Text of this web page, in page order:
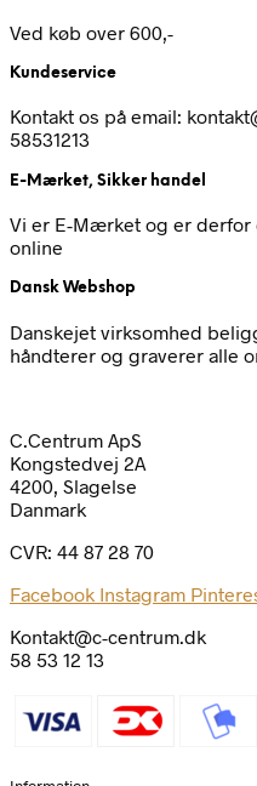
Ved køb over 600,-
Kundeservice
Kontakt os på email:
58531213
E-Mærket, Sikker handel
Vi er E-Mærket og er derfor
online
Dansk Webshop
Danskejet virksomhed
håndterer og graverer alle
C.Centrum ApS
Kongstedvej 2A
4200, Slagelse
Danmark
CVR: 44 87 28 70
Facebook Instagram
Kontakt@c-centrum.dk
58 53 12 13